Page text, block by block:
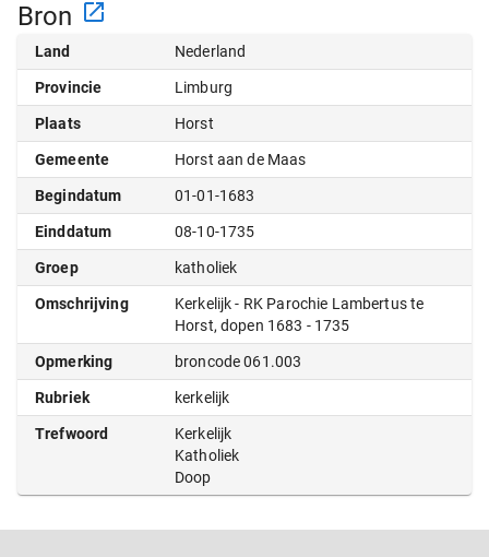
Bron
Land Nederland
Provincie Limburg
Plaats Horst
Gemeente Horst aan de Maas
Begindatum 01-01-1683
Einddatum 08-10-1735
Groep katholiek
Omschrijving
Kerkelijk - RK Parochie Lambertus te
Horst, dopen 1683 - 1735
Opmerking broncode 061.003
Rubriek kerkelijk
Trefwoord
Kerkelijk
Katholiek
Doop